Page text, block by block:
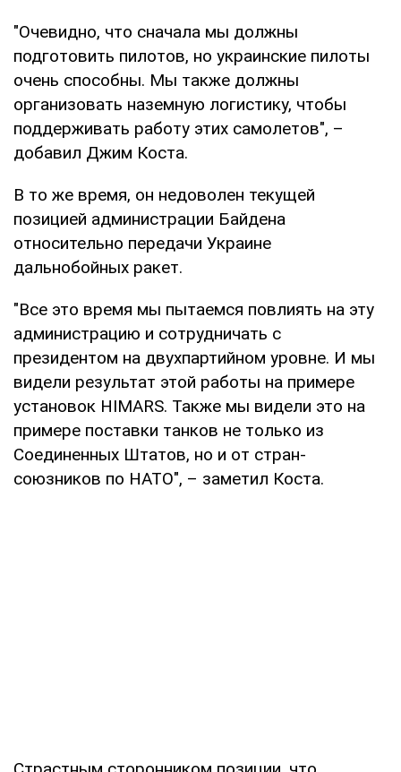
"Очевидно, что сначала мы должны
подготовить пилотов, но украинские пилоты
очень способны. Мы также должны
организовать наземную логистику, чтобы
поддерживать работу этих самолетов", –
добавил Джим Коста.
В то же время, он недоволен текущей
позицией администрации Байдена
относительно передачи Украине
дальнобойных ракет.
"Все это время мы пытаемся повлиять на эту
администрацию и сотрудничать с
президентом на двухпартийном уровне. И мы
видели результат этой работы на примере
установок HIMARS. Также мы видели это на
примере поставки танков не только из
Соединенных Штатов, но и от стран-
союзников по НАТО", – заметил Коста.